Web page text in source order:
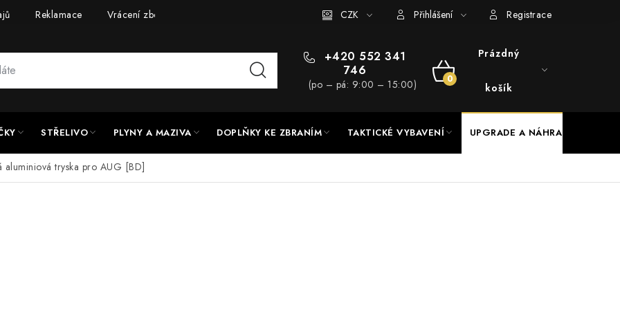
Reklamace Vrácení zboží UPGRADE a servis Hodnocení obchodu
CZK Přihlášení Registrace
+420 552 341
746
(po – pá: 9:00 – 15:00)
NÁKUPNÍ
Prázdný
košík
STŘELIVO PLYNY A MAZIVA DOPLŇKY KE ZBRANÍM TAKTICKÉ VYBAVENÍ UPGRADE A NÁHRADNÍ DÍLY
aluminiová tryska pro AUG [BD]